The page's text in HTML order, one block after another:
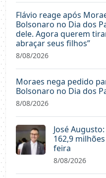
Flávio reage após
Bolsonaro no Dia dos
dele. Agora querem
abraçar seus filhos”
8/08/2026
Moraes nega pedido
Bolsonaro no Dia dos
8/08/2026
José
162,9
feira
8/08/2026